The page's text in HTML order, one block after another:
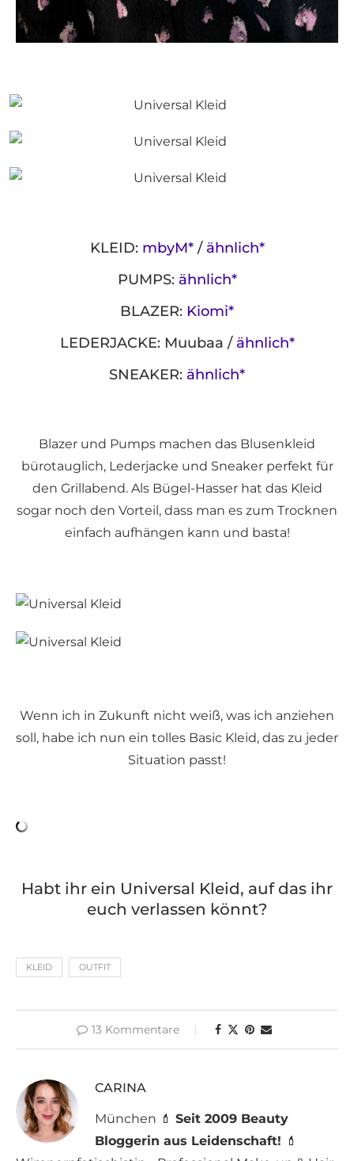
KLEID: mbyM*/ ähnlich*
PUMPS: ähnlich*
BLAZER: Kiomi*
LEDERJACKE: Muubaa / ähnlich*
SNEAKER: ähnlich*
Blazer und Pumps machen das Blusenkleid
bürotauglich, Lederjacke und Sneaker perfekt für
den Grillabend. Als Bügel-Hasser hat das Kleid
sogar noch den Vorteil, dass man es zum Trocknen
einfach aufhängen kann und basta!
Wenn ich in Zukunft nicht weiß, was ich anziehen
soll, habe ich nun ein tolles Basic Kleid, das zu jeder
Situation passt!
Habt ihr ein Universal Kleid, auf das ihr
euch verlassen könnt?
KLEID OUTFIT
13 Kommentare
CARINA
München 💄 Seit 2009 Beauty
Bloggerin aus Leidenschaft! 💄